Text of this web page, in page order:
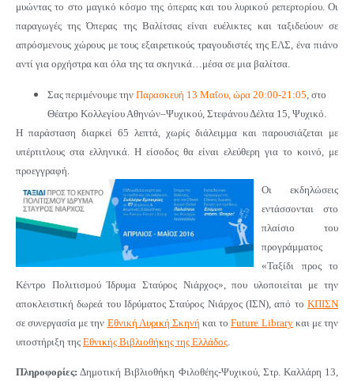
μυώντας το στο μαγικό κόσμο της όπερας και του λυρικού ρεπερτορίου. Οι
παραγωγές της Όπερας της Βαλίτσας είναι ευέλικτες και ταξιδεύουν σε
απρόσμενους χώρους με τους εξαιρετικούς τραγουδιστές της ΕΛΣ, ένα πιάνο
αντί για ορχήστρα και όλα της τα σκηνικά…μέσα σε μια βαλίτσα.
Σας περιμένουμε την Παρασκευή 13 Μαΐου, ώρα 20:00-21:05 , στο
Θέατρο Κολλεγίου Αθηνών–Ψυχικού, Στεφάνου Δέλτα 15, Ψυχικό.
Η παράσταση διαρκεί 65 λεπτά, χωρίς διάλειμμα και παρουσιάζεται με
υπέρτιτλους στα ελληνικά. Η είσοδος θα είναι ελεύθερη για το κοινό, με
προεγγραφή.
Οι εκδηλώσεις
εντάσσονται στο
πλαίσιο του
προγράμματος
«Ταξίδι προς το
Κέντρο Πολιτισμού Ίδρυμα Σταύρος Νιάρχος», που υλοποιείται με την
αποκλειστική δωρεά του Ιδρύματος Σταύρος Νιάρχος (ΙΣΝ), από το ΚΠΙΣΝ
σε συνεργασία με την Εθνική Λυρική Σκηνή και τοFuture Libraryκαι με την
υποστήριξη της Εθνικής Βιβλιοθήκης της Ελλάδος
Πληροφορίες: Δημοτική Βιβλιοθήκη Φιλοθέης-Ψυχικού, Στρ. Καλλάρη 13,